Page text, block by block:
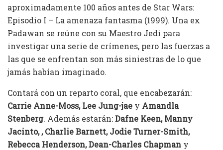
aproximadamente 100 años antes de Star Wars:
Episodio I – La amenaza fantasma (1999). Una ex
Padawan se reúne con su Maestro Jedi para
investigar una serie de crímenes, pero las fuerzas a
las que se enfrentan son más siniestras de lo que
jamás habían imaginado.
Contará con un reparto coral, que encabezarán:
Carrie Anne-Moss, Lee Jung-jae y Amandla
Stenberg. Además estarán:Dafne Keen, Manny
Jacinto, , Charlie Barnett, Jodie Turner-Smith,
Rebecca Henderson, Dean-Charles Chapman y